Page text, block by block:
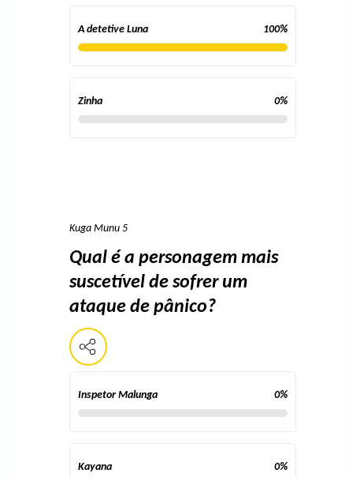
A detetive Luna 100%
Zinha 0%
Kuga Munu 5
Qual é a personagem mais
suscetível de sofrer um
ataque de pânico?
Inspetor Malunga 0%
Kayana 0%